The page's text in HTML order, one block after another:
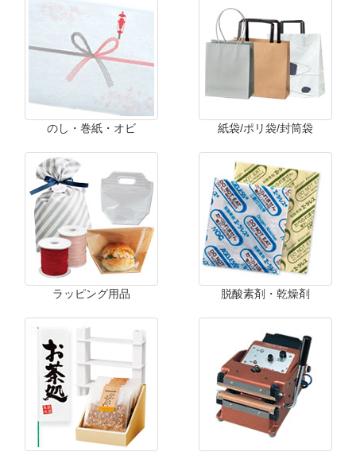
のし・巻紙・オビ 紙袋/ポリ袋/封筒袋
ラッピング用品 脱酸素剤・乾燥剤